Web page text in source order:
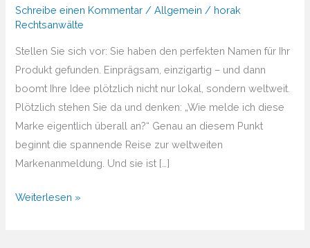
Schreibe einen Kommentar /Allgemein / horak
Rechtsanwälte
Stellen Sie sich vor: Sie haben den perfekten Namen für Ihr
Produkt gefunden. Einprägsam, einzigartig – und dann
boomt Ihre Idee plötzlich nicht nur lokal, sondern weltweit.
Plötzlich stehen Sie da und denken: „Wie melde ich diese
Marke eigentlich überall an?“ Genau an diesem Punkt
beginnt die spannende Reise zur weltweiten
Markenanmeldung. Und sie ist […]
Weltweite
Weiterlesen »